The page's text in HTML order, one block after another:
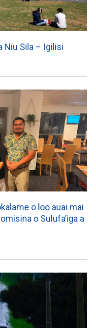
Niu Sila – Igilisi
o loo auai mai
o Sulufa’iga a